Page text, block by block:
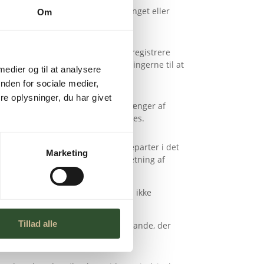
Om
og til at analysere
for sociale medier,
oplysninger, du har givet
Marketing
Tillad alle
offentliggjort, fortabt, forringet eller
for at være relevante for dig, at registrere
Herudover anvender vi oplysningerne til at
er nødvendige. Perioden afhænger af
for, hvornår informationer slettes.
m.v. videregives til tredjeparter i det
anvendes til målretning af
på vores vegne og må ikke
kun databehandlere i EU eller i lande, der